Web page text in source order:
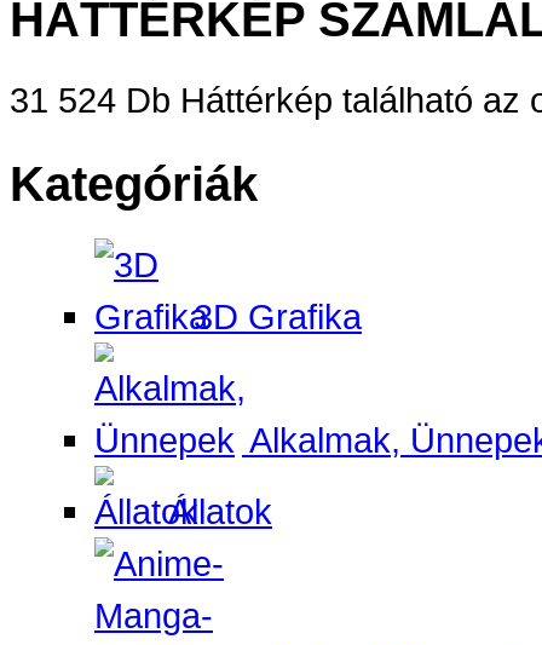
HÁTTÉRKÉP
31 524 Db Háttérkép található az
Kategóriák
3D Grafika
Alkalmak,
Állatok